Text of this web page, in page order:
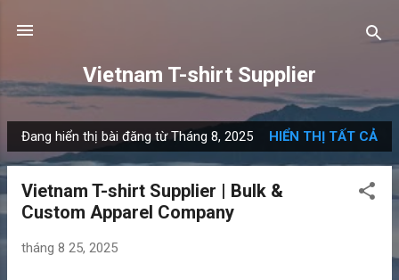
Vietnam T-shirt Supplier
B
à
Đang hiển thị bài đăng từ Tháng 8, 2025 HIỂN THỊ TẤT CẢ
Vietnam T-shirt Supplier | Bulk &
Custom Apparel Company
tháng 8 25, 2025